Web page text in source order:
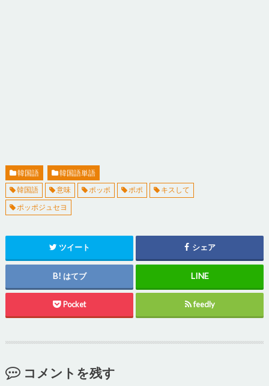
韓国語
韓国語単語
韓国語
意味 ポッポ ポポ
キスして
ポッポジュセヨ
ツイート シェア
はてブ
Pocket feedly
コメントを残す